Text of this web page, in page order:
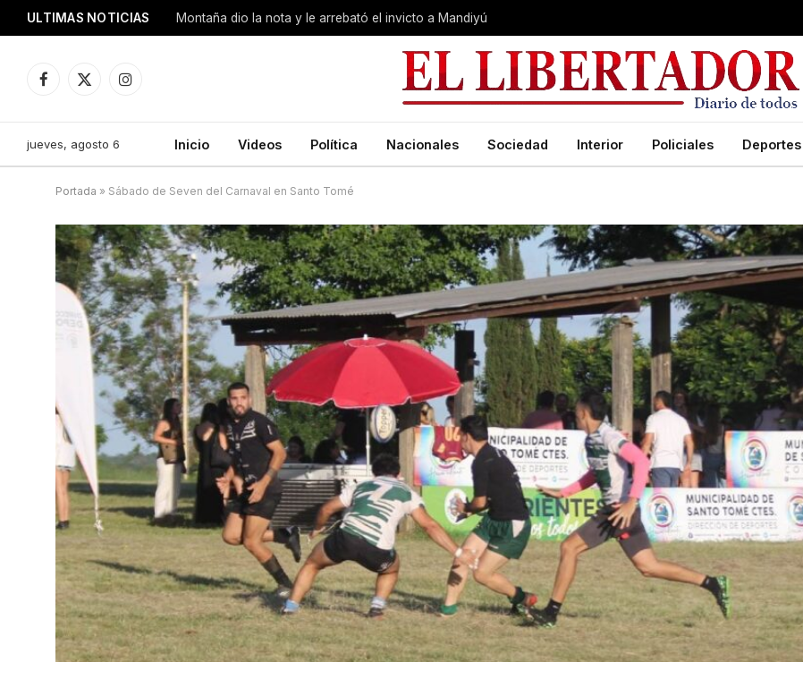
ULTIMAS NOTICIAS Montaña dio la nota y le arrebató el invicto a Mandiyú
Facebook
X
Instagram
jueves, agosto 6 Inicio Videos Política Nacionales Sociedad Interior Policiales Deportes
Portada » Sábado de Seven del Carnaval en Santo Tomé